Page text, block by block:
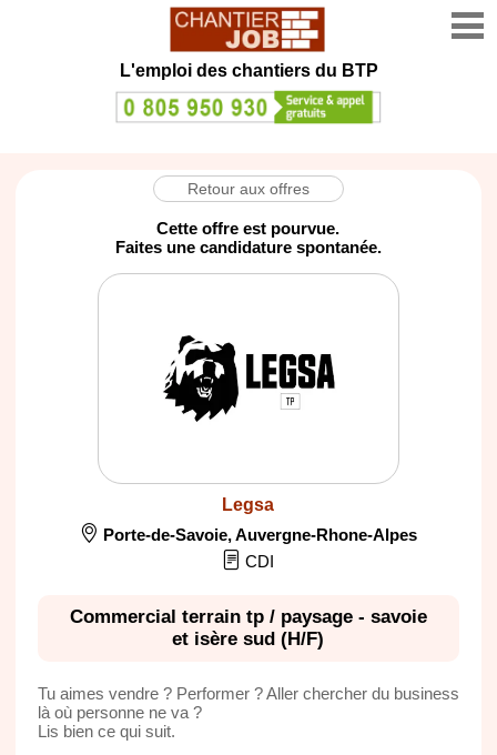
L'emploi des chantiers du BTP
Retour aux offres
Cette offre est pourvue.
Faites une candidature spontanée.
Legsa
Porte-de-Savoie,Auvergne-Rhone-Alpes
CDI
Commercial terrain tp / paysage - savoie
et isère sud (H/F)
Tu aimes vendre ? Performer ? Aller chercher du business
là où personne ne va ?
Lis bien ce qui suit.